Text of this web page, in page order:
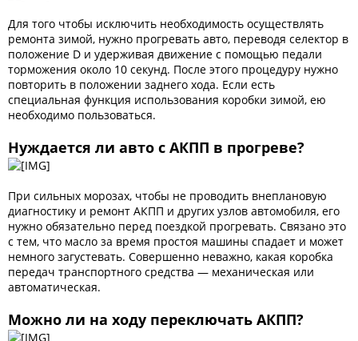
Для того чтобы исключить необходимость осуществлять
ремонта зимой, нужно прогревать авто, переводя селектор в
положение D и удерживая движение с помощью педали
торможения около 10 секунд. После этого процедуру нужно
повторить в положении заднего хода. Если есть
специальная функция использования коробки зимой, ею
необходимо пользоваться.
Нуждается ли авто с АКПП в прогреве?
При сильных морозах, чтобы не проводить внеплановую
диагностику и ремонт АКПП и других узлов автомобиля, его
нужно обязательно перед поездкой прогревать. Связано это
с тем, что масло за время простоя машины спадает и может
немного загустевать. Совершенно неважно, какая коробка
передач транспортного средства — механическая или
автоматическая.
Можно ли на ходу переключать АКПП?